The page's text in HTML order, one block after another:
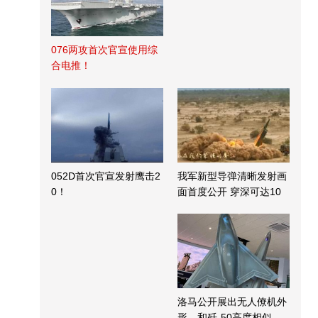
076两攻首次官宣使用综
合电推！
052D首次官宣发射鹰击2
0！
我军新型导弹清晰发射画
面首度公开 穿深可达10
洛马公开展出无人僚机外